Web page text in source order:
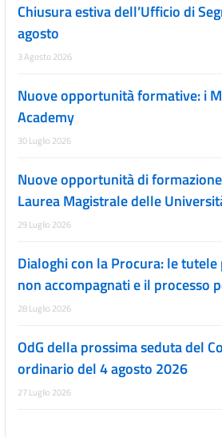
Chiusura estiva dell’Ufficio di
agosto
3 Agosto 2026
Nuove opportunità formative: i
Academy
30 Luglio 2026
Nuove opportunità di
Laurea Magistrale delle
29 Luglio 2026
Dialoghi con la Procura: le
non accompagnati e il processo
28 Luglio 2026
OdG della prossima seduta del
ordinario del 4 agosto 2026
27 Luglio 2026